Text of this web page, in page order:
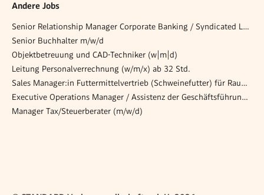
Andere Jobs
Senior Relationship Manager Corporate Banking / Syndicated Loans, Project Finance & Large Corporates
Senior Buchhalter m/w/d
Objektbetreuung und CAD-Techniker (w|m|d)
Leitung Personalverrechnung (w/m/x) ab 32 Std.
Sales Manager:in Futtermittelvertrieb (Schweinefutter) für Raum Wels (m/w/d)
Executive Operations Manager / Assistenz der Geschäftsführung (w/m/d)
Manager Tax/Steuerberater (m/w/d)